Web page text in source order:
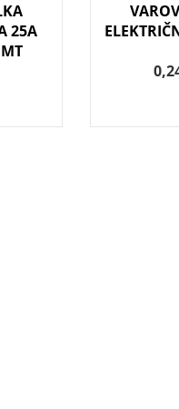
25A